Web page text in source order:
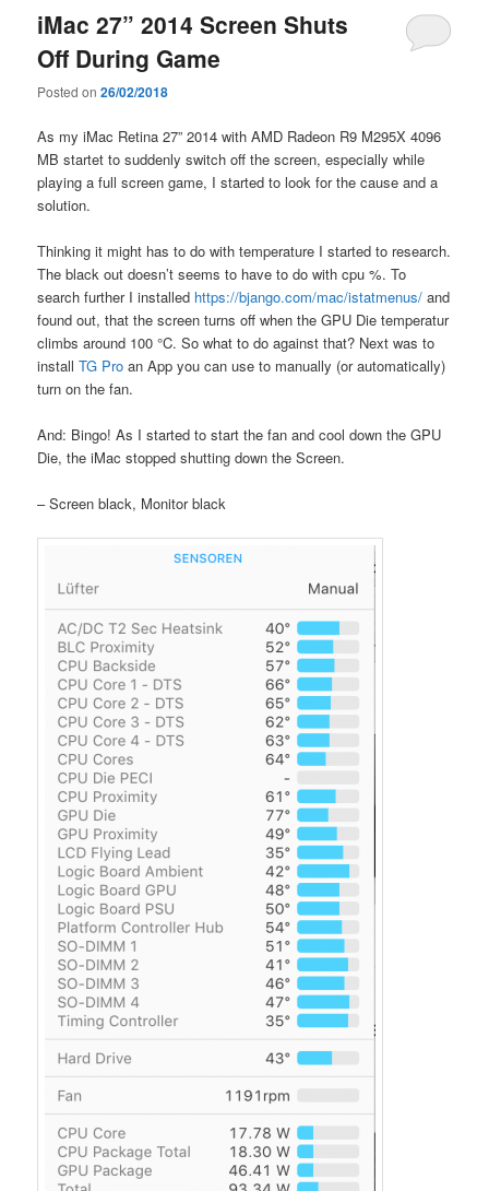
iMac 27” 2014 Screen Shuts
Off During Game
Posted on26/02/2018
As my iMac Retina 27” 2014 with AMD Radeon R9 M295X 4096
MB startet to suddenly switch off the screen, especially while
playing a full screen game, I started to look for the cause and a
solution.
Thinking it might has to do with temperature I started to research.
The black out doesn’t seems to have to do with cpu %. To
search further I installed https://bjango.com/mac/istatmenus/ and
found out, that the screen turns off when the GPU Die temperatur
climbs around 100 °C. So what to do against that? Next was to
installTG Pro an App you can use to manually (or automatically)
turn on the fan.
And: Bingo! As I started to start the fan and cool down the GPU
Die, the iMac stopped shutting down the Screen.
– Screen black, Monitor black